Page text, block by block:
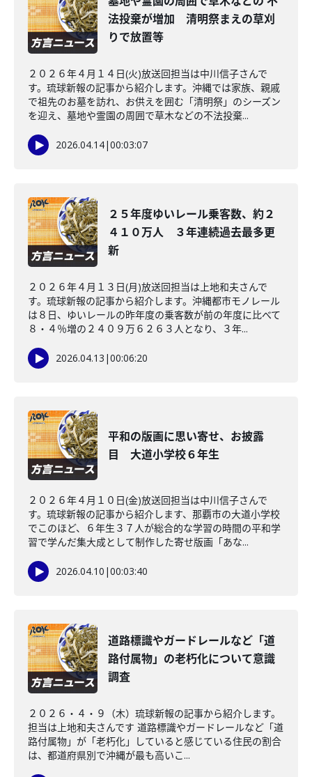
法投棄が増加 清明祭まえの草刈
りで放置等
２０２６年４月１４日(火)放送回担当は中川信子さんで
す。琉球新報の記事から紹介します。沖縄では家族、親戚
で祖先のお墓を訪れ、お供えを囲む「清明祭」のシーズン
を迎え、墓地や霊園の周囲で草木などの不法投棄...
2026.04.14|00:03:07
２５年度ゆいレール乗客数、約２
４１０万人 ３年連続過去最多更
新
２０２６年４月１３日(月)放送回担当は上地和夫さんで
す。琉球新報の記事から紹介します。沖縄都市モノレール
は８日、ゆいレールの昨年度の乗客数が前の年度に比べて
８・４％増の２４０９万６２６３人となり、３年...
2026.04.13 |00:06:20
平和の版画に思い寄せ、お披露
目 大道小学校６年生
２０２６年４月１０日(金)放送回担当は中川信子さんで
す。琉球新報の記事から紹介します、那覇市の大道小学校
でこのほど、６年生３７人が総合的な学習の時間の平和学
習で学んだ集大成として制作した寄せ版画「あな...
2026.04.10 |00:03:40
道路標識やガードレールなど「道
路付属物」の老朽化について意識
調査
２０２６・４・９（木）琉球新報の記事から紹介します。
担当は上地和夫さんです 道路標識やガードレールなど「道
路付属物」が「老朽化」していると感じている住民の割合
は、都道府県別で沖縄が最も高いこ...